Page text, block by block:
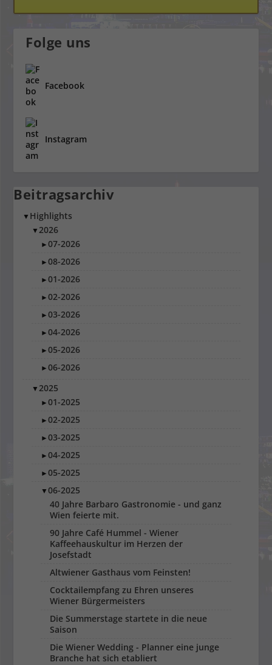
Folge uns
Facebook
Instagram
Beitragsarchiv
▼ Highlights
▼2026
►07-2026
►08-2026
►01-2026
►02-2026
►03-2026
►04-2026
►05-2026
►06-2026
▼2025
►01-2025
►02-2025
►03-2025
►04-2025
►05-2025
▼06-2025
40 Jahre Barbaro Gastronomie - und ganz
Wien feierte mit.
90 Jahre Café Hummel - Wiener
Kaffeehauskultur im Herzen der
Josefstadt
Altwiener Gasthaus vom Feinsten!
Cocktailempfang zu Ehren unseres
Wiener Bürgermeisters
Die Summerstage startete in die neue
Saison
Die Wiener Wedding - Planner eine junge
Branche hat sich etabliert